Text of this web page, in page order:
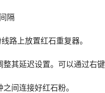
隔
路上放置红石重复器。
其延迟设置。可以通过右
间连接好红石粉。